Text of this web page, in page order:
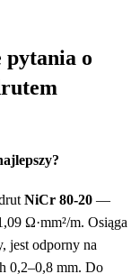
pytania o
NiCr 80-20 —
Ω·mm²/m. Osiąga
jest odporny na
0,2–0,8 mm. Do